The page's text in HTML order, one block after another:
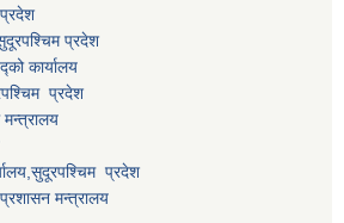
प्रदेश
कार्यालय
प्रदेश
मन्त्रालय
सुदूरपश्चिम प्रदेश
प्रशासन मन्त्रालय